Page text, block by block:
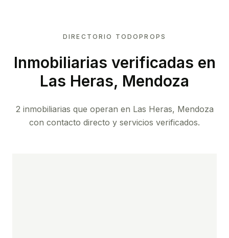
DIRECTORIO TODOPROPS
Inmobiliarias verificadas en
Las Heras, Mendoza
2 inmobiliarias que operan en Las Heras, Mendoza
con contacto directo y servicios verificados.